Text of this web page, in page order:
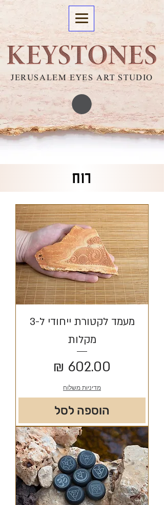
JERUSALEM EYES ART STUDIO
רוח
מעמד לקטורת ייחודי ל-3
מקלות
מחיר
מדיניות משלוח
הוספה לסל